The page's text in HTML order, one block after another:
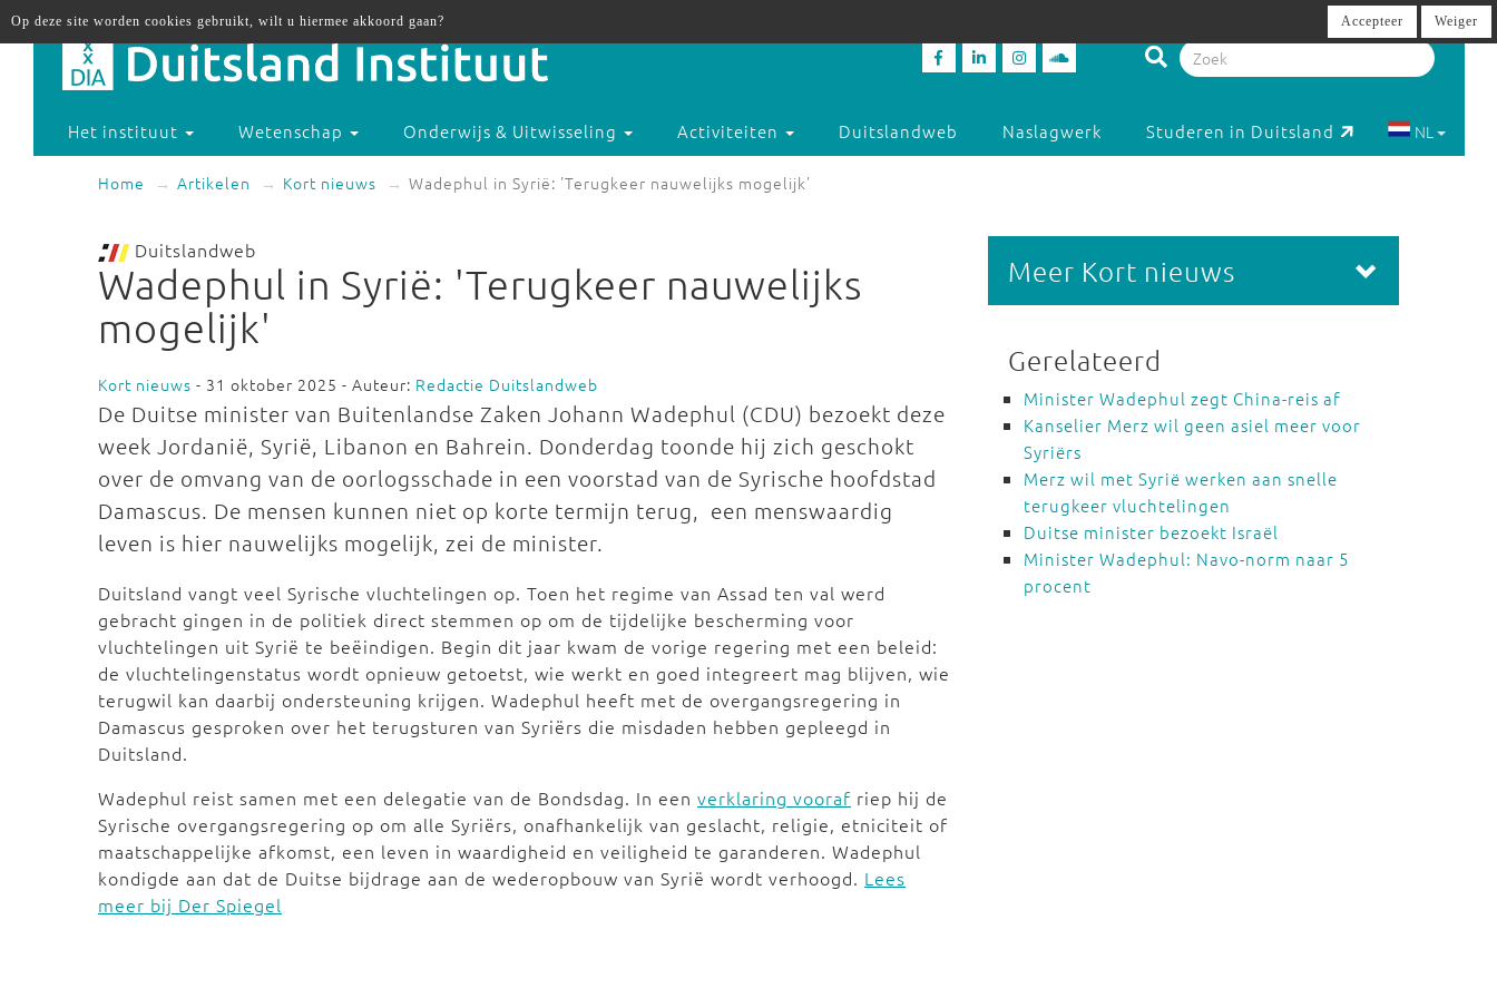
Het instituut Wetenschap Onderwijs & Uitwisseling Activiteiten Duitslandweb Naslagwerk Studeren in Duitsland NL
Home Artikelen Kort nieuws Wadephul in Syrië: 'Terugkeer nauwelijks mogelijk'
Duitslandweb
Wadephul in Syrië: 'Terugkeer nauwelijks
mogelijk'
Kort nieuws - 31 oktober 2025 - Auteur: Redactie Duitslandweb
De Duitse minister van Buitenlandse Zaken Johann Wadephul (CDU) bezoekt deze
week Jordanië, Syrië, Libanon en Bahrein. Donderdag toonde hij zich geschokt
over de omvang van de oorlogsschade in een voorstad van de Syrische hoofdstad
Damascus. De mensen kunnen niet op korte termijn terug, een menswaardig
leven is hier nauwelijks mogelijk, zei de minister.
Duitsland vangt veel Syrische vluchtelingen op. Toen het regime van Assad ten val werd
gebracht gingen in de politiek direct stemmen op om de tijdelijke bescherming voor
vluchtelingen uit Syrië te beëindigen. Begin dit jaar kwam de vorige regering met een beleid:
de vluchtelingenstatus wordt opnieuw getoetst, wie werkt en goed integreert mag blijven, wie
terugwil kan daarbij ondersteuning krijgen. Wadephul heeft met de overgangsregering in
Damascus gesproken over het terugsturen van Syriërs die misdaden hebben gepleegd in
Duitsland.
Wadephul reist samen met een delegatie van de Bondsdag. In een verklaring vooraf riep hij de
Syrische overgangsregering op om alle Syriërs, onafhankelijk van geslacht, religie, etniciteit of
maatschappelijke afkomst, een leven in waardigheid en veiligheid te garanderen. Wadephul
kondigde aan dat de Duitse bijdrage aan de wederopbouw van Syrië wordt verhoogd. Lees
meer bij Der Spiegel
Meer Kort nieuws
Gerelateerd
Minister Wadephul zegt China-reis af
Kanselier Merz wil geen asiel meer voor
Syriërs
Merz wil met Syrië werken aan snelle
terugkeer vluchtelingen
Duitse minister bezoekt Israël
Minister Wadephul: Navo-norm naar 5
procent
Op deze site worden cookies gebruikt, wilt u hiermee akkoord gaan? Accepteer Weiger